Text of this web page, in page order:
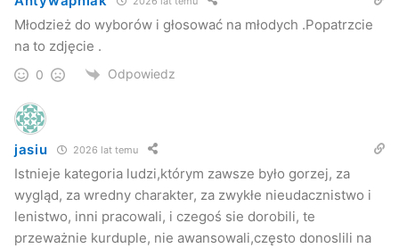
Młodzież do wyborów i głosować na młodych .Popatrzcie
na to zdjęcie .
0 Odpowiedz
jasiu 2026 lat temu
Istnieje kategoria ludzi,którym zawsze było gorzej, za
wygląd, za wredny charakter, za zwykłe nieudacznistwo i
lenistwo, inni pracowali, i czegoś sie dorobili, te
przeważnie kurduple, nie awansowali,często donoslili na